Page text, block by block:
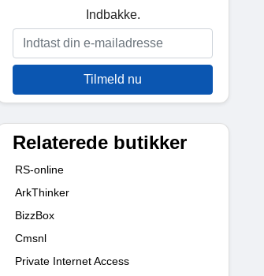
Indbakke.
Tilmeld nu
Relaterede butikker
RS-online
ArkThinker
BizzBox
Cmsnl
Private Internet Access